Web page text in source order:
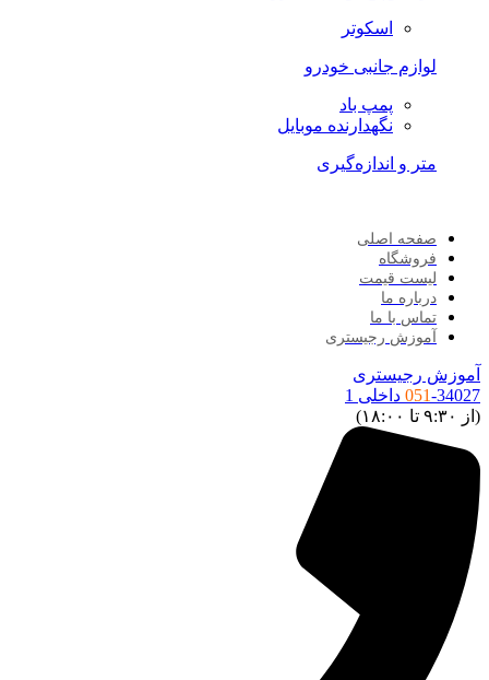
اسکوتر
لوازم جانبی خودرو
پمپ باد
نگهدارنده موبایل
متر و اندازه‌گیری
صفحه اصلی
فروشگاه
لیست قیمت
درباره ما
تماس با ما
آموزش رجیستری
رجیستری
051داخلی 1
تا ۱۸:۰۰)